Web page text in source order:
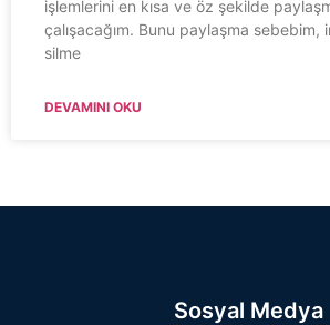
işlemlerini en kısa ve öz şekilde
çalışacağım. Bunu paylaşma sebebim,
silme
DEVAMINI OKU
Sosyal Medya